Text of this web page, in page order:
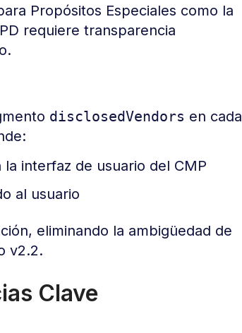
Propósitos Especiales como la
requiere transparencia
disclosedVendors en cada
interfaz de usuario del CMP
al usuario
eliminando la ambigüedad de
v2.2.
Clave